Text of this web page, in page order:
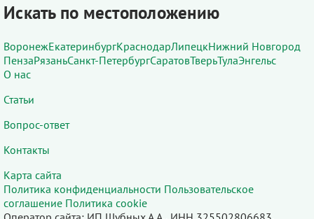
Искать по местоположению
ВоронежЕкатеринбургКраснодарЛипецкНижний Новгород
ПензаРязаньСанкт-ПетербургСаратовТверьТулаЭнгельс
О нас
Статьи
Вопрос-ответ
Контакты
Карта сайта
Политика конфиденциальности Пользовательское
соглашение Политика cookie